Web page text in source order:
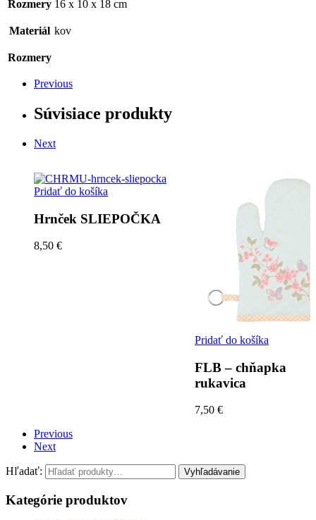
Rozmery 16 x 10 x 18 cm
Materiál kov
Rozmery
Previous
Súvisiace produkty
Next
Pridať do košíka
Hrnček SLIEPOČKA
8,50 €
Pridať do košíka
FLB – chňapka
rukavica
7,50 €
Previous
Next
Hľadať:
Kategórie produktov